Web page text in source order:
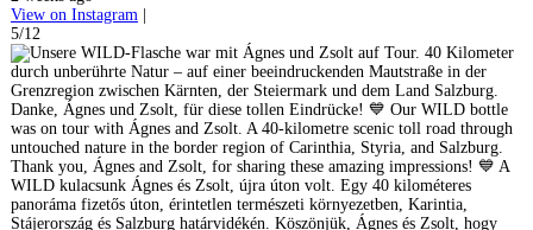
View on Instagram |
5/12